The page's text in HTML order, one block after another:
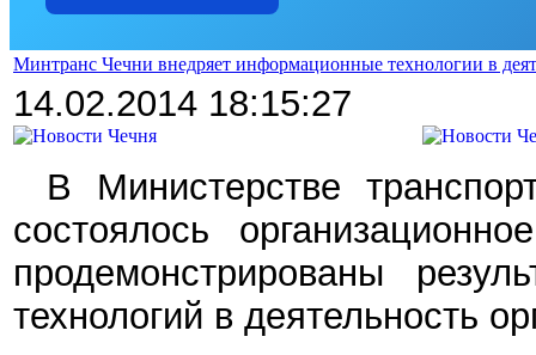
Минтранс Чечни внедряет информационные технологии в
14.02.2014 18:15:27
В Министерстве
состоялось
продемонстрированы
технологий в деятельность